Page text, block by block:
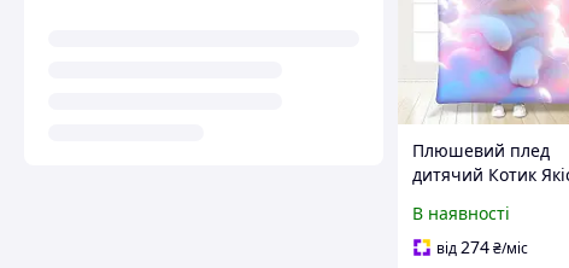
Плюшевий плед
дитячий Котик
малюнком у
дитині 160х200
В наявності
від 274₴/міс